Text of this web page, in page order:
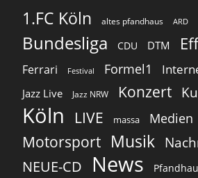
1.FC Köln altes pfandhaus ARD
Bundesliga CDU DTM
Ferrari Festival Formel1
Jazz Live Jazz NRW Konzert
Köln LIVE massa Medien
Motorsport Musik
NEUE-CD
News